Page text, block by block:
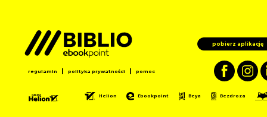
pobierz aplikację
regulamin | polityka prywatności | pomoc
Helion Ebookpoint Beya Bezdroza